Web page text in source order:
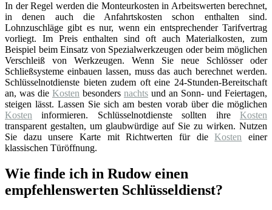
In der Regel werden die Monteurkosten in Arbeitswerten berechnet,
in denen auch die Anfahrtskosten schon enthalten sind.
Lohnzuschläge gibt es nur, wenn ein entsprechender Tarifvertrag
vorliegt. Im Preis enthalten sind oft auch Materialkosten, zum
Beispiel beim Einsatz von Spezialwerkzeugen oder beim möglichen
Verschleiß von Werkzeugen. Wenn Sie neue Schlösser oder
Schließsysteme einbauen lassen, muss das auch berechnet werden.
Schlüsselnotdienste bieten zudem oft eine 24-Stunden-Bereitschaft
an, was die Kosten besonders nachts und an Sonn- und Feiertagen,
steigen lässt. Lassen Sie sich am besten vorab über die möglichen
Kosten informieren. Schlüsselnotdienste sollten ihre Kosten
transparent gestalten, um glaubwürdige auf Sie zu wirken. Nutzen
Sie dazu unsere Karte mit Richtwerten für dieKosten einer
klassischen Türöffnung.
Wie finde ich in Rudow einen
empfehlenswerten Schlüsseldienst?